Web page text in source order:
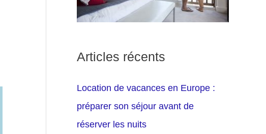
Articles récents
Location de vacances en Europe :
préparer son séjour avant de
réserver les nuits